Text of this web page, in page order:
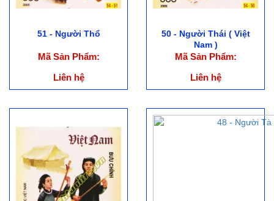
51 - Người Thổ
Mã Sản Phẩm:
Liên hệ
50 - Người Thái ( Việt
Nam )
Mã Sản Phẩm:
Liên hệ